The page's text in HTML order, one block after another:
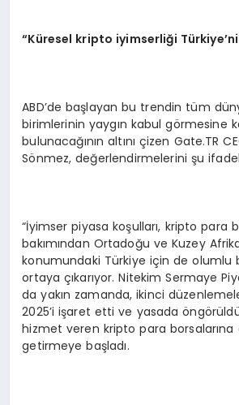
“Küresel kripto iyimserliği Türkiye’
ABD’de başlayan bu trendin tüm
birimlerinin yaygın kabul görmesine
bulunacağının altını çizen Gate.TR
Sönmez, değerlendirmelerini şu
“İyimser piyasa koşulları, kripto para
bakımından Ortadoğu ve Kuzey
konumundaki Türkiye için de olumlu
ortaya çıkarıyor. Nitekim Sermaye
da yakın zamanda, ikinci
2025’i işaret etti ve yasada
hizmet veren kripto para borsalarına
getirmeye başladı.